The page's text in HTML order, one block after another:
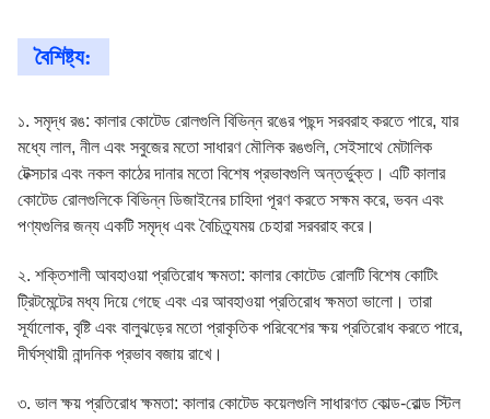
বৈশিষ্ট্য:
১. সমৃদ্ধ রঙ: কালার কোটেড রোলগুলি বিভিন্ন রঙের পছন্দ সরবরাহ করতে পারে, যার
মধ্যে লাল, নীল এবং সবুজের মতো সাধারণ মৌলিক রঙগুলি, সেইসাথে মেটালিক
টেক্সচার এবং নকল কাঠের দানার মতো বিশেষ প্রভাবগুলি অন্তর্ভুক্ত। এটি কালার
কোটেড রোলগুলিকে বিভিন্ন ডিজাইনের চাহিদা পূরণ করতে সক্ষম করে, ভবন এবং
পণ্যগুলির জন্য একটি সমৃদ্ধ এবং বৈচিত্র্যময় চেহারা সরবরাহ করে।
২. শক্তিশালী আবহাওয়া প্রতিরোধ ক্ষমতা: কালার কোটেড রোলটি বিশেষ কোটিং
ট্রিটমেন্টের মধ্য দিয়ে গেছে এবং এর আবহাওয়া প্রতিরোধ ক্ষমতা ভালো। তারা
সূর্যালোক, বৃষ্টি এবং বালুঝড়ের মতো প্রাকৃতিক পরিবেশের ক্ষয় প্রতিরোধ করতে পারে,
দীর্ঘস্থায়ী নান্দনিক প্রভাব বজায় রাখে।
৩. ভাল ক্ষয় প্রতিরোধ ক্ষমতা: কালার কোটেড কয়েলগুলি সাধারণত কোল্ড-রোল্ড স্টিল